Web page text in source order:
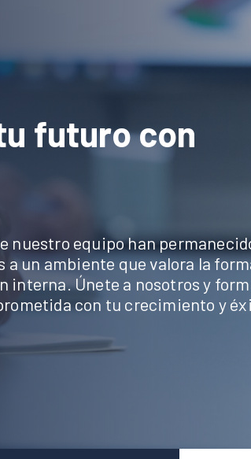
futuro con
nuestro equipo han
a un ambiente que valora la
interna. Únete a nosotros y
con tu crecimiento y